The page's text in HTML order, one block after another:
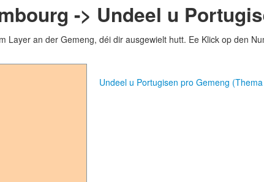
-> Undeel u
Layer an der Gemeng, déi dir ausgewielt hutt. Ee Klick op den
Undeel u Portugisen pro Gemeng (Thema